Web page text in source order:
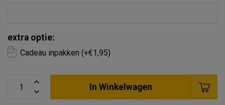
extra optie:
Cadeau inpakken (+€1,95)
In Winkelwagen